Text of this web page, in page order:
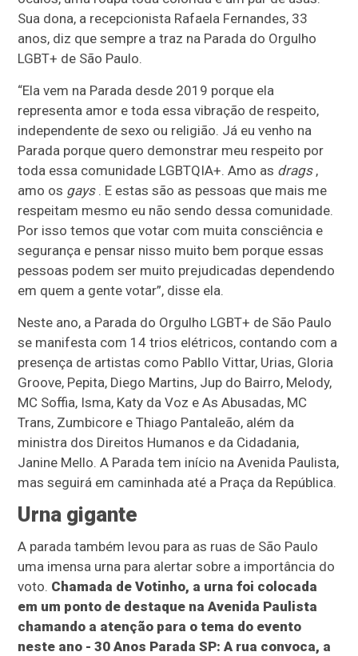
Sua dona, a recepcionista Rafaela Fernandes, 33
anos, diz que sempre a traz na Parada do Orgulho
LGBT+ de São Paulo.
“Ela vem na Parada desde 2019 porque ela
representa amor e toda essa vibração de respeito,
independente de sexo ou religião. Já eu venho na
Parada porque quero demonstrar meu respeito por
toda essa comunidade LGBTQIA+. Amo as drags,
amo os gays. E estas são as pessoas que mais me
respeitam mesmo eu não sendo dessa comunidade.
Por isso temos que votar com muita consciência e
segurança e pensar nisso muito bem porque essas
pessoas podem ser muito prejudicadas dependendo
em quem a gente votar”, disse ela.
Neste ano, a Parada do Orgulho LGBT+ de São Paulo
se manifesta com 14 trios elétricos, contando com a
presença de artistas como Pabllo Vittar, Urias, Gloria
Groove, Pepita, Diego Martins, Jup do Bairro, Melody,
MC Soffia, Isma, Katy da Voz e As Abusadas, MC
Trans, Zumbicore e Thiago Pantaleão, além da
ministra dos Direitos Humanos e da Cidadania,
Janine Mello. A Parada tem início na Avenida Paulista,
mas seguirá em caminhada até a Praça da República.
Urna gigante
A parada também levou para as ruas de São Paulo
uma imensa urna para alertar sobre a importância do
voto. Chamada de Votinho, a urna foi colocada
em um ponto de destaque na Avenida Paulista
chamando a atenção para o tema do evento
neste ano - 30 Anos Parada SP: A rua convoca, a